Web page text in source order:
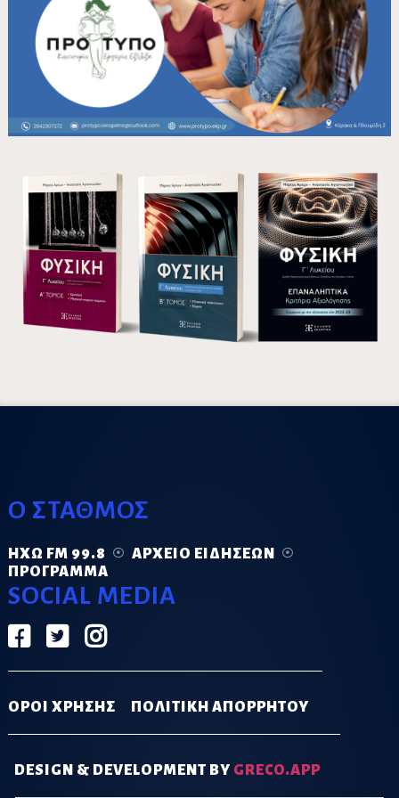
Ο ΣΤΑΘΜΟΣ
ΗΧΏ FM 99.8
ΑΡΧΕΊΟ ΕΙΔΉΣΕΩΝ
ΠΡΌΓΡΑΜΜΑ
SOCIAL MEDIA
ΟΡΟΙ ΧΡΗΣΗΣ ΠΟΛΙΤΙΚΗ ΑΠΟΡΡΗΤΟΥ
DESIGN & DEVELOPMENT BY GRECO.APP